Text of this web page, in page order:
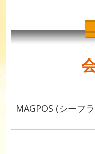
MAGPOS (シーフ